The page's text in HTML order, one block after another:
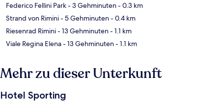
Federico Fellini Park- 3 Gehminuten- 0.3 km
Strand von Rimini- 5 Gehminuten- 0.4 km
Riesenrad Rimini- 13 Gehminuten- 1.1 km
Viale Regina Elena- 13 Gehminuten- 1.1 km
Mehr zu dieser Unterkunft
Hotel Sporting